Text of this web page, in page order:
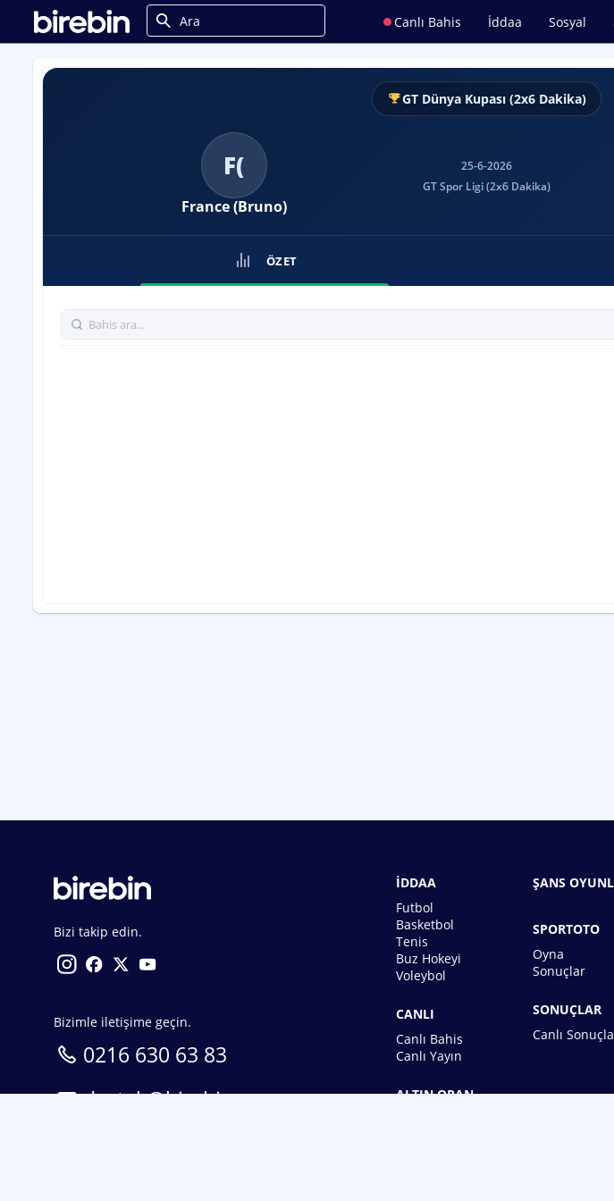
Canlı Bahis İddaa Sosyal
GT Dünya Kupası (2x6 Dakika)
F(
France (Bruno)
25-6-2026
GT Spor Ligi (2x6 Dakika)
ÖZET
Bizi takip edin.
Bizimle iletişime geçin.
0216 630 63 83
destek@birebin.com
İDDAA
Futbol
Basketbol
Tenis
Buz Hokeyi
Voleybol
CANLI
Canlı Bahis
Canlı Yayın
ALTIN ORAN
ŞANS
SPORTOTO
Oyna
Sonuçlar
SONUÇLAR
Canlı